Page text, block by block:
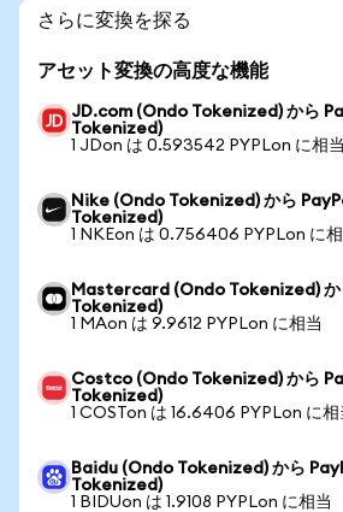
さらに変換を探る
アセット変換の高度な機能
JD.com (Ondo Tokenized) から
Tokenized)
1 JDon は 0.593542 PYPLon に相当
Nike (Ondo Tokenized) から
Tokenized)
1 NKEon は 0.756406 PYPLon に
Mastercard (Ondo Tokenized) か
Tokenized)
1 MAon は 9.9612 PYPLon に相当
Costco (Ondo Tokenized) から
Tokenized)
1 COSTon は 16.6406 PYPLon に相
Baidu (Ondo Tokenized) から
Tokenized)
1 BIDUon は 1.9108 PYPLon に相当